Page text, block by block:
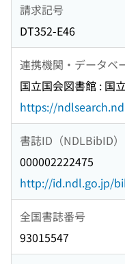
請求記号
DT352-E46
連携機関・データベ
国立国会図書館 : 国
https://
書誌ID（NDLBibID）
000002222475
http://id.ndl.go.jp/
全国書誌番号
93015547